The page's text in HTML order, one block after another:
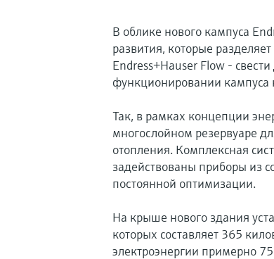
В облике нового кампуса
развития, которые
Endress+Hauser Flow -
функционировании кампуса
Так, в рамках концепции
многослойном резервуаре
отопления. Комплексная
задействованы приборы из
постоянной оптимизации.
На крыше нового здания
которых составляет 365
электроэнергии примерно